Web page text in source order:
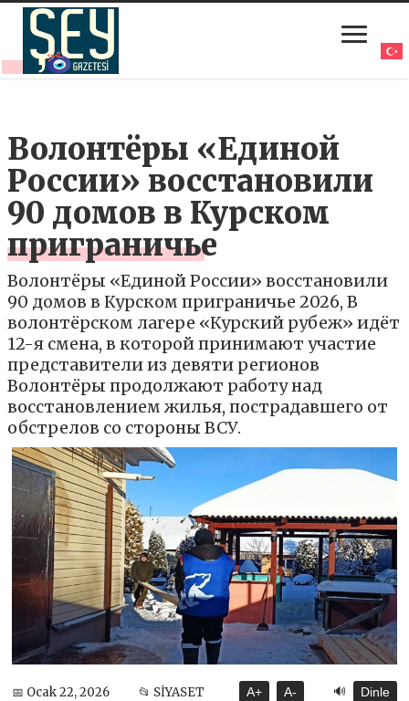
Волонтёры «Единой
России» восстановили
90 домов в Курском
приграничье
Волонтёры «Единой России» восстановили
90 домов в Курском приграничье 2026, В
волонтёрском лагере «Курский рубеж» идёт
12-я смена, в которой принимают участие
представители из девяти регионов
Волонтёры продолжают работу над
восстановлением жилья, пострадавшего от
обстрелов со стороны ВСУ.
📅 Ocak 22, 2026 📂 SİYASET A+ A- 🔊 Dinle